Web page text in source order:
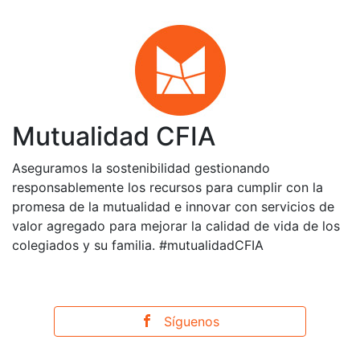
Mutualidad CFIA
Aseguramos la sostenibilidad gestionando
responsablemente los recursos para cumplir con la
promesa de la mutualidad e innovar con servicios de
valor agregado para mejorar la calidad de vida de los
colegiados y su familia. #mutualidadCFIA
Síguenos